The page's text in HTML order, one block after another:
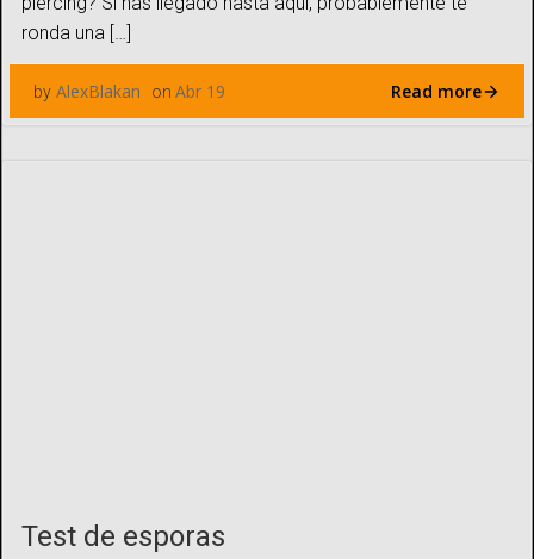
ronda una […]
by AlexBlakan on Abr 19 Read more
Test de esporas